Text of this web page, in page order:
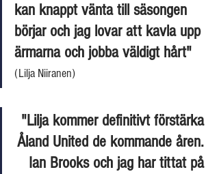
kan knappt vänta till säsongen
börjar och jag lovar att kavla upp
ärmarna och jobba väldigt hårt"
(Lilja Niiranen)
"Lilja kommer definitivt förstärka
Åland United de kommande åren.
Ian Brooks och jag har tittat på